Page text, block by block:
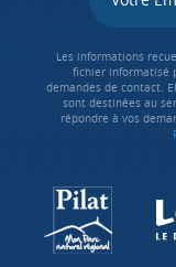
Les informations
fichier informatisé
demandes de contact.
sont destinées au
répondre à vos